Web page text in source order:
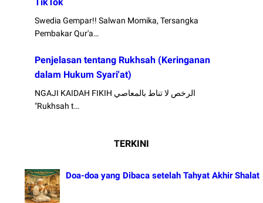
Swedia Gempar!! Salwan Momika, Tersangka
Pembakar Qur'a…
Penjelasan tentang Rukhsah (Keringanan
dalam Hukum Syari'at)
NGAJI KAIDAH FIKIH الرخص لا تناط بالمعاصي
"Rukhsah t…
TERKINI
Doa-doa yang Dibaca setelah Tahyat Akhir Shalat